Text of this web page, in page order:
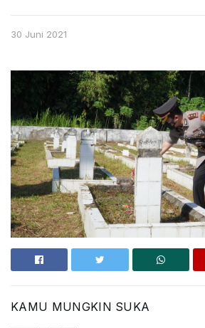
30 Juni 2021
KAMU MUNGKIN SUKA